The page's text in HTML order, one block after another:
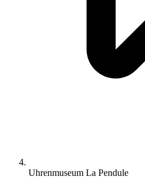
Uhrenmuseum La Pendule